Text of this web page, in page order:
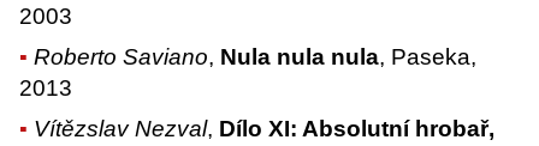
2003
Roberto Saviano, Nula nula nula, Paseka,
2013
Vítězslav Nezval, Dílo XI: Absolutní hrobař,